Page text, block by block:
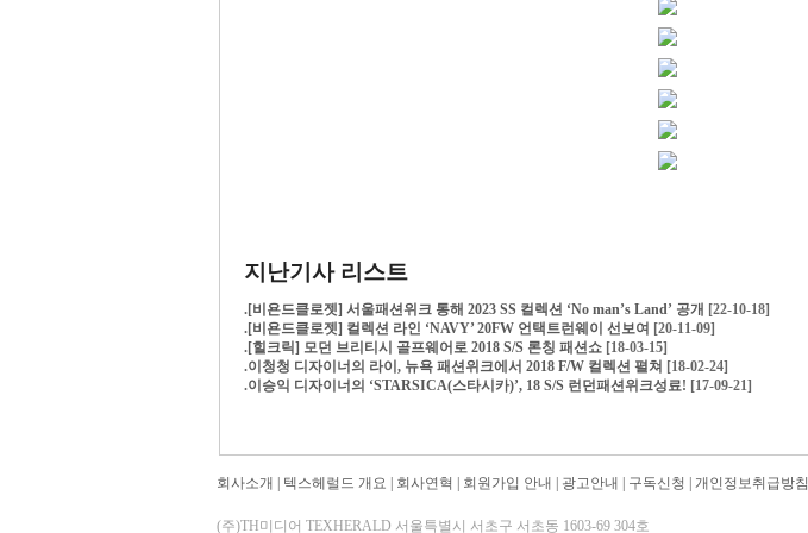
지난기사 리스트
.[비욘드클로젯] 서울패션위크 통해 2023 SS 컬렉션 ‘No man’s Land’ 공개 [22-10-18]
.[비욘드클로젯] 컬렉션 라인 ‘NAVY’ 20FW 언택트런웨이 선보여 [20-11-09]
.[힐크릭] 모던 브리티시 골프웨어로 2018 S/S 론칭 패션쇼 [18-03-15]
.이청청 디자이너의 라이, 뉴욕 패션위크에서 2018 F/W 컬렉션 펼쳐 [18-02-24]
.이승익 디자이너의 ‘STARSICA(스타시카)’, 18 S/S 런던패션위크성료! [17-09-21]
회사소개 텍스헤럴드 개요 회사연혁 회원가입 안내 광고안내 구독신청 개인정보취급방침
(주)TH미디어 TEXHERALD 서울특별시 서초구 서초동 1603-69 304호